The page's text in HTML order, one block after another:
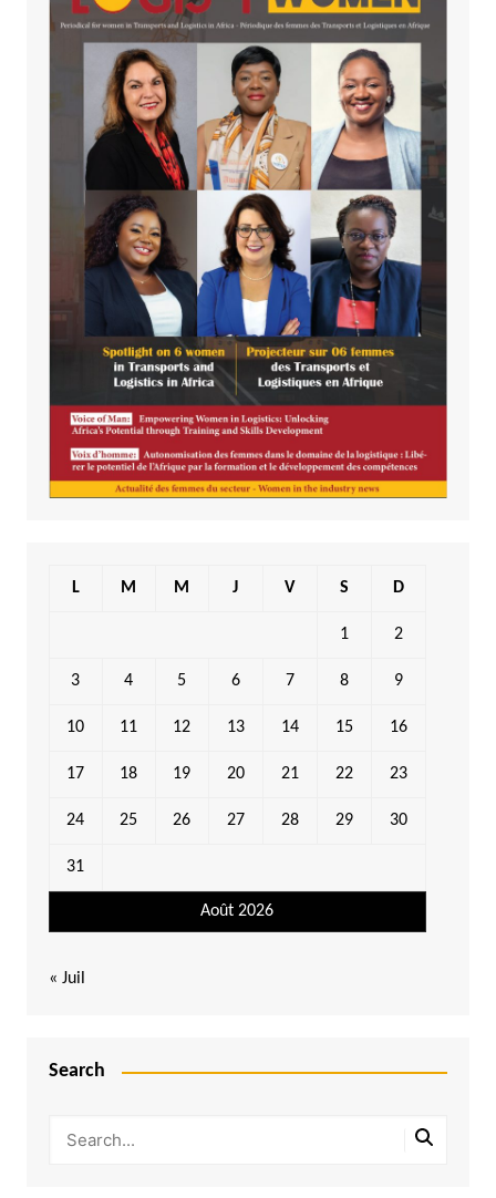
Août 2026
L M M J V S D
1 2
3 4 5 6 7 8 9
10 11 12 13 14 15 16
17 18 19 20 21 22 23
24 25 26 27 28 29 30
31
« Juil
Search